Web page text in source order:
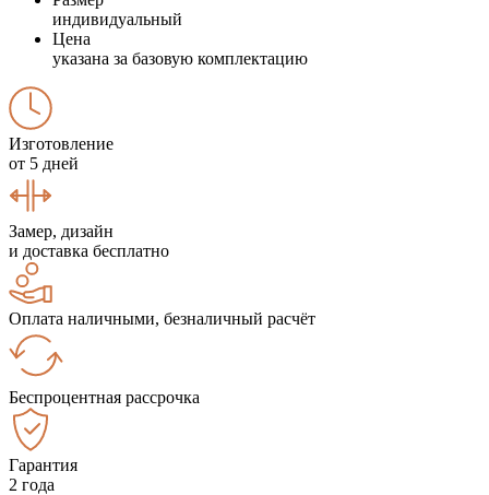
индивидуальный
Цена
указана за базовую комплектацию
Изготовление
от 5 дней
Замер, дизайн
и доставка бесплатно
Оплата наличными, безналичный расчёт
Беспроцентная рассрочка
Гарантия
2 года